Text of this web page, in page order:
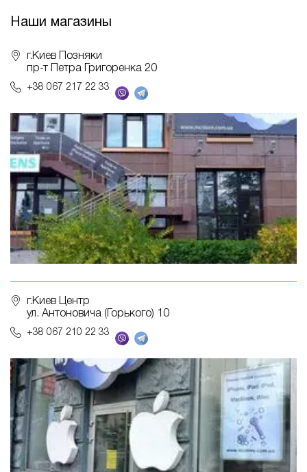
Наши магазины
г.Киев Позняки
пр-т Петра Григоренка 20
+38 067 217 22 33
г.Киев Центр
ул. Антоновича (Горького) 10
+38 067 210 22 33